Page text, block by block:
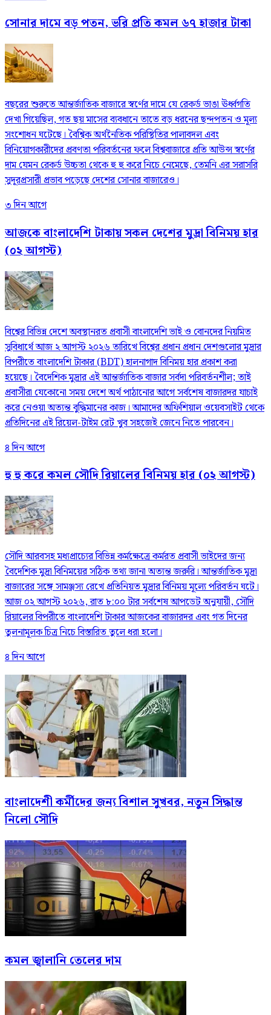
সোনার দামে বড় পতন, ভরি প্রতি কমল ৬৭ হাজার টাকা
বছরের শুরুতে আন্তর্জাতিক বাজারে স্বর্ণের দামে যে রেকর্ড ভাঙা ঊর্ধ্বগতি
দেখা গিয়েছিল, গত ছয় মাসের ব্যবধানে তাতে বড় ধরনের ছন্দপতন ও মূল্য
সংশোধন ঘটেছে। বৈশ্বিক অর্থনৈতিক পরিস্থিতির পালাবদল এবং
বিনিয়োগকারীদের প্রবণতা পরিবর্তনের ফলে বিশ্ববাজারে প্রতি আউন্স স্বর্ণের
দাম যেমন রেকর্ড উচ্চতা থেকে হু হু করে নিচে নেমেছে, তেমনি এর সরাসরি
সুদূরপ্রসারী প্রভাব পড়েছে দেশের সোনার বাজারেও।
৩ দিন আগে
আজকে বাংলাদেশি টাকায় সকল দেশের মুদ্রা বিনিময় হার
(০২ আগস্ট)
বিশ্বের বিভিন্ন দেশে অবস্থানরত প্রবাসী বাংলাদেশি ভাই ও বোনদের নিয়মিত
সুবিধার্থে আজ ২ আগস্ট ২০২৬ তারিখে বিশ্বের প্রধান প্রধান দেশগুলোর মুদ্রার
বিপরীতে বাংলাদেশি টাকার (BDT) হালনাগাদ বিনিময় হার প্রকাশ করা
হয়েছে। বৈদেশিক মুদ্রার এই আন্তর্জাতিক বাজার সর্বদা পরিবর্তনশীল; তাই
প্রবাসীরা যেকোনো সময় দেশে অর্থ পাঠানোর আগে সর্বশেষ বাজারদর যাচাই
করে নেওয়া অত্যন্ত বুদ্ধিমানের কাজ। আমাদের অফিশিয়াল ওয়েবসাইট থেকে
প্রতিদিনের এই রিয়েল-টাইম রেট খুব সহজেই জেনে নিতে পারবেন।
৪ দিন আগে
হু হু করে কমল সৌদি রিয়ালের বিনিময় হার (০২ আগস্ট)
সৌদি আরবসহ মধ্যপ্রাচ্যের বিভিন্ন কর্মক্ষেত্রে কর্মরত প্রবাসী ভাইদের জন্য
বৈদেশিক মুদ্রা বিনিময়ের সঠিক তথ্য জানা অত্যন্ত জরুরি। আন্তর্জাতিক মুদ্রা
বাজারের সঙ্গে সামঞ্জস্য রেখে প্রতিনিয়ত মুদ্রার বিনিময় মূল্যে পরিবর্তন ঘটে।
আজ ০২ আগস্ট ২০২৬, রাত ৮:০০ টার সর্বশেষ আপডেট অনুযায়ী, সৌদি
রিয়ালের বিপরীতে বাংলাদেশি টাকার আজকের বাজারদর এবং গত দিনের
তুলনামূলক চিত্র নিচে বিস্তারিত তুলে ধরা হলো।
৪ দিন আগে
বাংলাদেশী কর্মীদের জন্য বিশাল সুখবর, নতুন সিদ্ধান্ত
নিলো সৌদি
কমল জ্বালানি তেলের দাম